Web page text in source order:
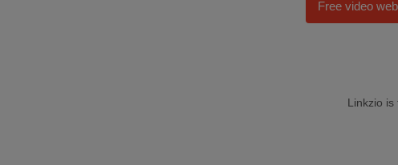
Free video
Linkzio